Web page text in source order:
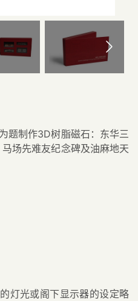
题制作3D树脂磁石：东华三
场先难友纪念碑及油麻地天
灯光或阁下显示器的设定略